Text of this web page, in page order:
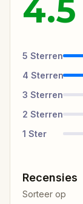
4.5
5 Sterren
4 Sterren
3 Sterren
2 Sterren
1 Ster
Recensies
Sorteer op